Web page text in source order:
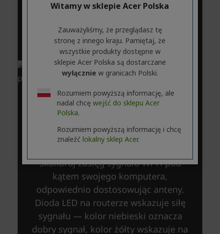
Witamy w sklepie Acer Polska
Zauważyliśmy, że przeglądasz tę
stronę z innego kraju. Pamiętaj, że
wszystkie produkty dostępne w
sklepie Acer Polska są dostarczane
wyłącznie w granicach Polski.
Rozumiem powyższą informację, ale
nadal chcę wejść do sklepu Acer
Polska.
Rozumiem powyższą informację i chcę
znaleźć lokalny sklep Acer.